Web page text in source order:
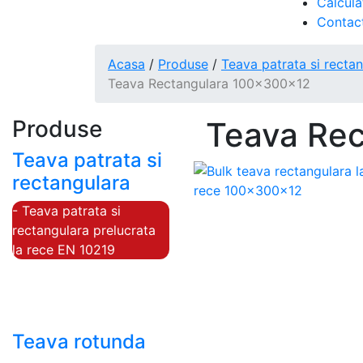
Acasa / Produse / Teava patrata si
Teava Rectangulara 100x300x12
Produse
Teava patrata si
rectangulara
- Teava patrata si
rectangulara prelucrata
la rece EN 10219
Teava rotunda
Teava